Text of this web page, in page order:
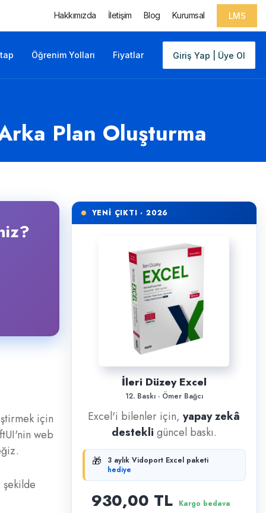
Hakkımızda İletişim Blog Kurumsal LMS
Giriş Yap | Üye Ol
Öğrenim Yolları Fiyatlar
Plan Oluşturma
için
web
YENİ ÇIKTI · 2026
İleri Düzey Excel
12. Baskı · Ömer Bağcı
Excel'i bilenler için,yapay zekâ
destekli güncel baskı.
🎁
3 aylık Vidoport Excel paketi
hediye
930,00 TL Kargo bedava